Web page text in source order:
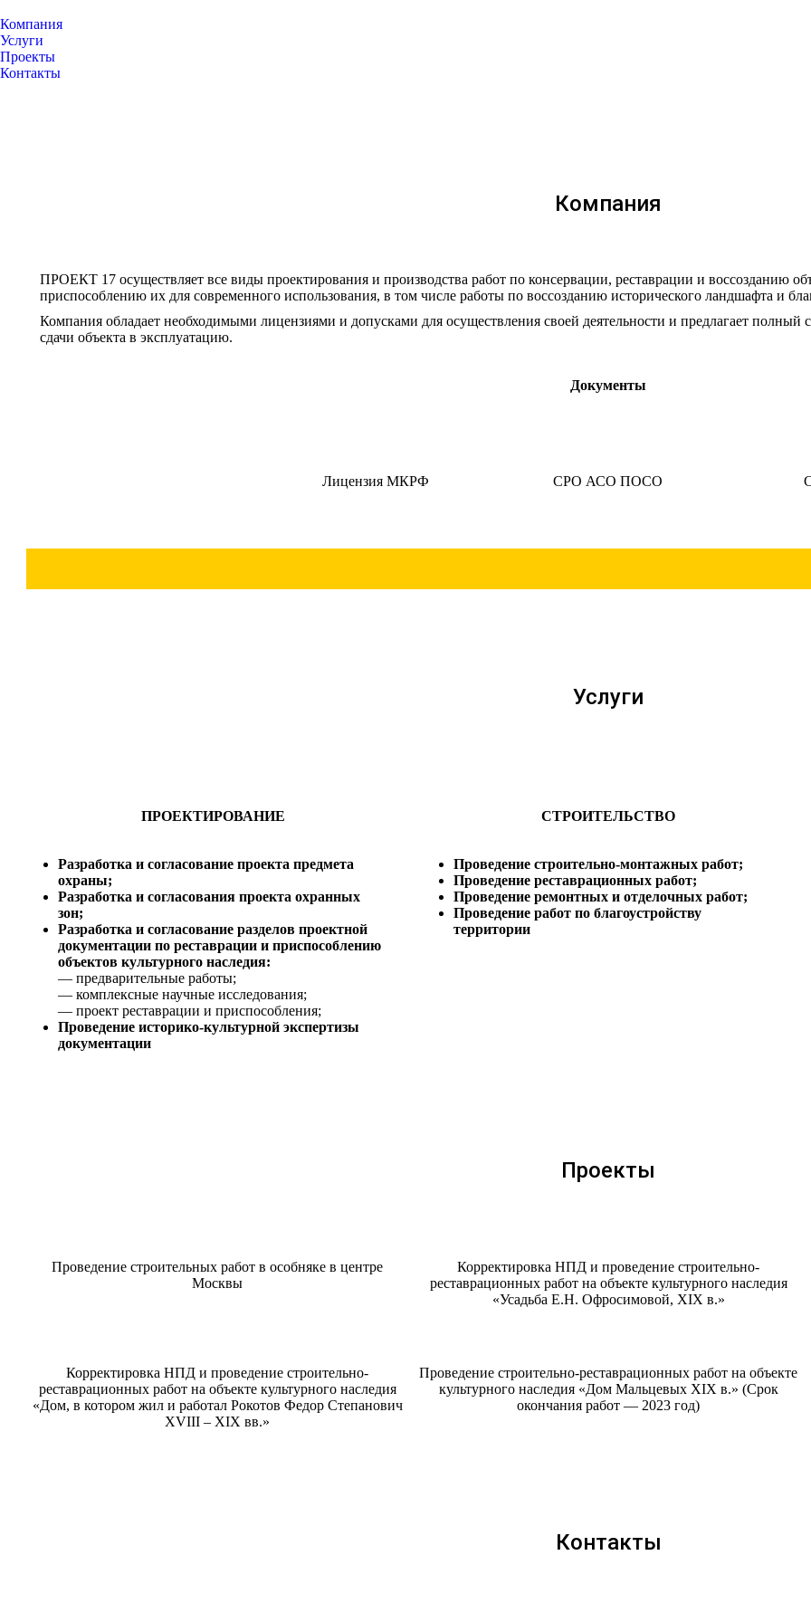
Компания
Услуги
Проекты
Контакты
Компания
ПРОЕКТ 17 осуществляет все виды проектирования и производства работ по консервации, реставрации и воссозданию
приспособлению их для современного использования, в том числе работы по воссозданию исторического ландшафта и
Компания обладает необходимыми лицензиями и допусками для осуществления своей деятельности и предлагает полный
сдачи объекта в эксплуатацию.
Документы
Лицензия МКРФ СРО АСО ПОСО
Услуги
ПРОЕКТИРОВАНИЕ
Разработка и согласование проекта предмета
охраны;
Разработка и согласования проекта охранных
зон;
Разработка и согласование разделов проектной
документации по реставрации и приспособлению
объектов культурного наследия:
— предварительные работы;
— комплексные научные исследования;
— проект реставрации и приспособления;
Проведение историко-культурной экспертизы
документации
СТРОИТЕЛЬСТВО
Проведение строительно-монтажных работ;
Проведение реставрационных работ;
Проведение ремонтных и отделочных работ;
Проведение работ по благоустройству
территории
Проекты
Проведение строительных работ в особняке в центре
Москвы
Корректировка НПД и проведение строительно-
реставрационных работ на объекте культурного наследия
«Усадьба Е.Н. Офросимовой, XIX в.»
Корректировка НПД и проведение строительно-
реставрационных работ на объекте культурного наследия
«Дом, в котором жил и работал Рокотов Федор Степанович
XVIII – XIX вв.»
Проведение строительно-реставрационных работ на объекте
культурного наследия «Дом Мальцевых XIX в.» (Срок
окончания работ — 2023 год)
Контакты